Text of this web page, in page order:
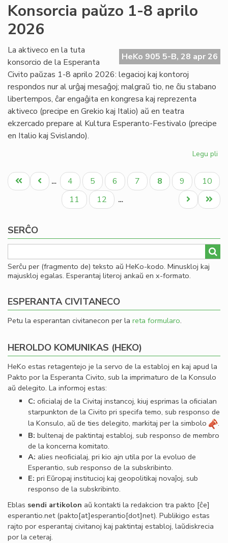
Konsorcia paŭzo 1-8 aprilo
2026
HeKo 905 5-B, 28 apr 26
La aktiveco en la tuta
konsorcio de la Esperanta
Civito paŭzas 1-8 aprilo 2026: legacioj kaj kontoroj
respondos nur al urĝaj mesaĝoj; malgraŭ tio, ne ĉiu stabano
libertempos, ĉar engaĝita en kongresa kaj reprezenta
aktiveco (precipe en Grekio kaj Italio) aŭ en teatra
ekzercado prepare al Kultura Esperanto-Festivalo (precipe
en Italio kaj Svislando).
Legu pli
1-
8
Pagination
Unua
paĝo
Antaŭa
paĝo
… Paĝo
4 Paĝo
5 Paĝo
6 Paĝo
7
Aktuala
paĝo
8 Paĝo
9 Paĝo
10
Paĝo
11 Paĝo
12 …
Last
page
Next
page
SERĈO
Serĉu per (fragmento de) teksto aŭ HeKo-kodo. Minuskloj kaj
majuskloj egalas. Esperantaj literoj ankaŭ en x-formato.
ESPERANTA CIVITANECO
Petu la esperantan civitanecon per la reta formularo.
HEROLDO KOMUNIKAS (HEKO)
HeKo estas retagentejo je la servo de la establoj en kaj apud la
Pakto por la Esperanta Civito, sub la imprimaturo de la Konsulo
aŭ delegito. La informoj estas:
C: oﬁcialaj de la Civitaj instancoj, kiuj esprimas la oﬁcialan
starpunkton de la Civito pri specifa temo, sub responso de
la Konsulo, aŭ de ties delegito, markitaj per la simbolo
.
B: bultenaj de paktintaj establoj, sub responso de membro
de la koncerna komitato.
A: alies neoﬁcialaj, pri kio ajn utila por la evoluo de
Esperantio, sub responso de la subskribinto.
E: pri Eŭropaj institucioj kaj geopolitikaj novaĵoj, sub
responso de la subskribinto.
Eblas sendi artikolon aŭ kontakti la redakcion tra pakto [ĉe]
esperantio.net(pakto[at]esperantio[dot]net). Publikigo estas
rajto por esperantaj civitanoj kaj paktintaj establoj, laŭdiskrecia
por la ceteraj.